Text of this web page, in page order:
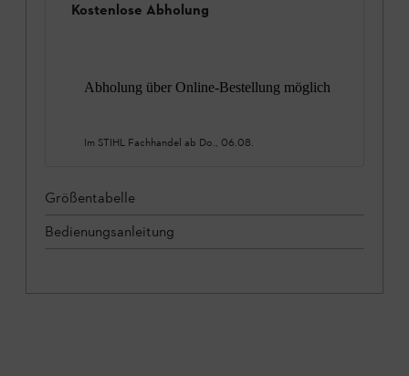
Kostenlose Abholung
Abholung über Online-Bestellung möglich
Im STIHL Fachhandel ab Do., 06.08.
Größentabelle
Bedienungsanleitung